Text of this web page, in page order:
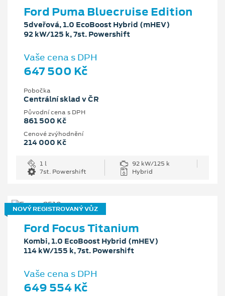
Ford Puma Bluecruise Edition
5dveřová, 1.0 EcoBoost Hybrid (mHEV)
92 kW/125 k, 7st. Powershift
Vaše cena s DPH
647 500 Kč
Pobočka
Centrální sklad v ČR
Původní cena s DPH
861 500 Kč
Cenové zvýhodnění
214 000 Kč
1 l
92 kW/125 k
7st. Powershift
Hybrid
NOVÝ REGISTROVANÝ VŮZ
Ford Focus Titanium
Kombi, 1.0 EcoBoost Hybrid (mHEV)
114 kW/155 k, 7st. Powershift
Vaše cena s DPH
649 554 Kč